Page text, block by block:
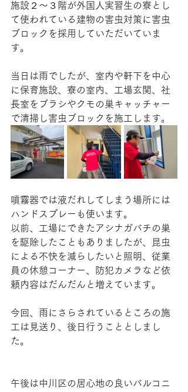
施設２～３階が外国人実習生の寮とし
て使われている建物の害虫対策に害虫
ブロックを採用していただいていま
す。
当日は雨でしたが、室内や軒下を中心
に保育施設、寮の室内、工場玄関、社
長室をブラシやクモの巣キャッチャー
で清掃し害虫ブロックを施工します。
噴霧器では液だれしてしまう場所には
ハンドスプレーも使います。
以前、工場にできたアシナガバチの巣
を駆除したこともありましたが、昆虫
による不快を減らしたいと照明、従業
員の休憩コーナー、防犯カメラなど依
頼内容はだんだんと増えています。
今回、雨にさらされているところの施
工は見送り、後日行うこととしまし
た。
午後は中川区の居心地の良いバルコニ